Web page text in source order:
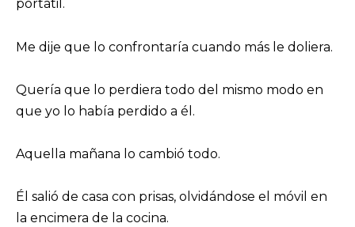
portátil.
Me dije que lo confrontaría cuando más le doliera.
Quería que lo perdiera todo del mismo modo en
que yo lo había perdido a él.
Aquella mañana lo cambió todo.
Él salió de casa con prisas, olvidándose el móvil en
la encimera de la cocina.